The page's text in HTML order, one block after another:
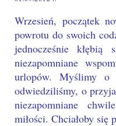
Wrzesień, początek
powrotu do swoich
jednocześnie
niezapomniane
urlopów. Myślimy o
odwiedziliśmy, o
niezapomniane
miłości. Chciałoby